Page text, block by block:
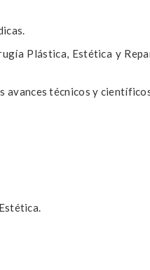
Plástica, Estética y
técnicos y